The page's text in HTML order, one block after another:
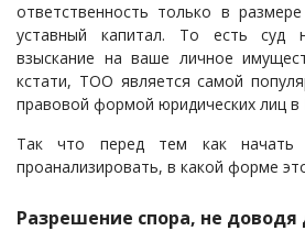
ответственность только в
уставный капитал. То есть суд
взыскание на ваше личное
кстати, ТОО является самой
правовой формой юридических лиц в
Так что перед тем как начать
проанализировать, в какой форме
Разрешение спора, не доводя